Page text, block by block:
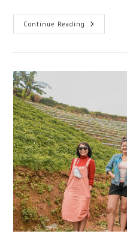
Continue Reading One
Day
Putih,